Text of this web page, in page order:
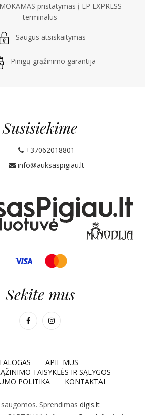
pristatymas į LP EXPRESS
terminalus
Saugus atsiskaitymas
Pinigų grąžinimo garantija
Susisiekime
+37062018801
info@auksaspigiau.lt
Sekite mus
APIE MUS
TAISYKLĖS IR SĄLYGOS
POLITIKA
KONTAKTAI
Sprendimas digis.lt